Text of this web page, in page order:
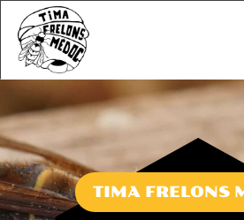
content
TIMA FRELONS